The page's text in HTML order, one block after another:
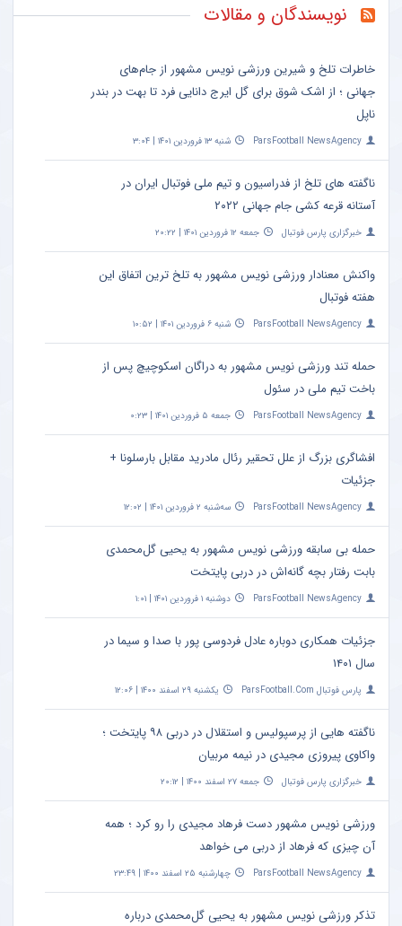
نویسندگان و مقالات
خاطرات تلخ و شیرین ورزشی نویس مشهور از جام‌های
جهانی ؛ از اشک شوق برای گل ایرج دانایی فرد تا بهت در بندر
ناپل
ParsFootball NewsAgency شنبه ۱۳ فروردین ۱۴۰۱ | ۳:۰۴
ناگفته های تلخ از فدراسیون و تیم ملی فوتبال ایران در
آستانه قرعه کشی جام جهانی ۲۰۲۲
خبرگزاری پارس فوتبال جمعه ۱۲ فروردین ۱۴۰۱ | ۲۰:۲۲
واکنش معنادار ورزشی نویس مشهور به تلخ ترین اتفاق این
هفته فوتبال
ParsFootball NewsAgency شنبه ۶ فروردین ۱۴۰۱ | ۱۰:۵۲
حمله تند ورزشی نویس مشهور به دراگان اسکوچیچ پس از
باخت تیم ملی در سئول
ParsFootball NewsAgency جمعه ۵ فروردین ۱۴۰۱ | ۰:۲۳
افشاگری بزرگ از علل تحقیر رئال مادرید مقابل بارسلونا +
جزئیات
ParsFootball NewsAgency سه‌شنبه ۲ فروردین ۱۴۰۱ | ۱۲:۰۲
حمله بی سابقه ورزشی نویس مشهور به یحیی گل‌محمدی
بابت رفتار بچه گانه‌اش در دربی پایتخت
ParsFootball NewsAgency دوشنبه ۱ فروردین ۱۴۰۱ | ۱:۰۱
جزئیات همکاری دوباره عادل فردوسی‌ پور با صدا و سیما در
سال ۱۴۰۱
پارس فوتبال ParsFootball.Com یکشنبه ۲۹ اسفند ۱۴۰۰ | ۱۲:۰۶
ناگفته هایی از پرسپولیس و استقلال در دربی ۹۸ پایتخت ؛
واکاوی پیروزی مجیدی در نیمه مربیان
خبرگزاری پارس فوتبال جمعه ۲۷ اسفند ۱۴۰۰ | ۲۰:۱۲
ورزشی نویس مشهور دست فرهاد مجیدی را رو کرد ؛ همه
آن چیزی که فرهاد از دربی می خواهد
ParsFootball NewsAgency چهارشنبه ۲۵ اسفند ۱۴۰۰ | ۲۳:۴۹
تذکر ورزشی نویس مشهور به یحیی گل‌محمدی درباره